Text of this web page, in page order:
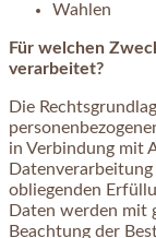
Wahlen
Für welchen
verarbeitet?
Die
in Verbindung mit
obliegenden
Daten werden mit
Beachtung der